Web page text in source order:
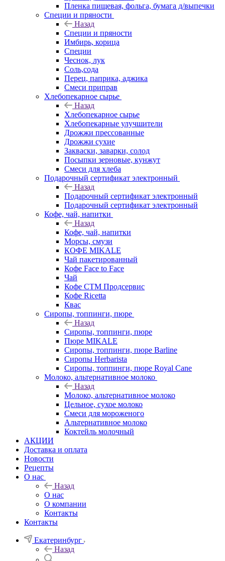
Пленка пищевая, фольга, бумага д/выпечки
Специи и пряности
Назад
Специи и пряности
Имбирь, корица
Специи
Чеснок, лук
Соль,сода
Перец, паприка, аджика
Смеси приправ
Хлебопекарное сырье
Назад
Хлебопекарное сырье
Хлебопекарные улучшители
Дрожжи прессованные
Дрожжи сухие
Закваски, заварки, солод
Посыпки зерновые, кунжут
Смеси для хлеба
Подарочный сертификат электронный
Назад
Подарочный сертификат электронный
Подарочный сертификат электронный
Кофе, чай, напитки
Назад
Кофе, чай, напитки
Морсы, смузи
КОФЕ MIKALE
Чай пакетированный
Кофе Face to Face
Чай
Кофе СТМ Продсервис
Кофе Ricetta
Квас
Сиропы, топпинги, пюре
Назад
Сиропы, топпинги, пюре
Пюре MIKALE
Сиропы, топпинги, пюре Barline
Сиропы Herbarista
Сиропы, топпинги, пюре Royal Cane
Молоко, альтернативное молоко
Назад
Молоко, альтернативное молоко
Цельное, сухое молоко
Смеси для мороженого
Альтернативное молоко
Коктейль молочный
АКЦИИ
Доставка и оплата
Новости
Рецепты
О нас
Назад
О нас
О компании
Контакты
Контакты
Екатеринбург
Назад